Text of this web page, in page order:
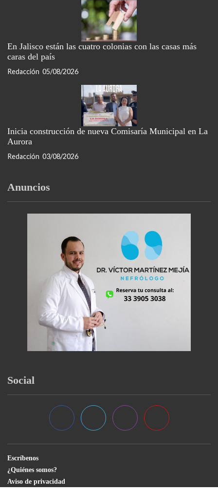
En Jalisco están las cuatro colonias con las casas más
caras del país
Redacción 05/08/2026
Inicia construcción de nueva Comisaría Municipal en La
Aurora
Redacción 03/08/2026
Anuncios
Social
Escríbenos
¿Quiénes somos?
Aviso de privacidad